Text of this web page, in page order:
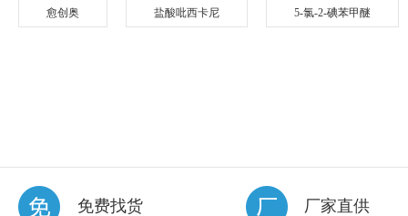
愈创奥 盐酸吡西卡尼 5-氯-2-碘苯甲醚
免费找货 厂家直供